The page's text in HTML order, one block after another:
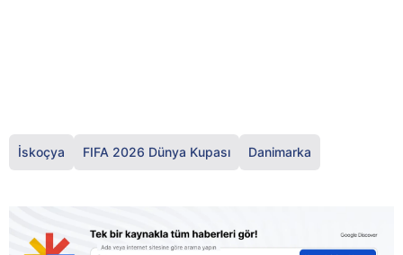
İskoçya FIFA 2026 Dünya Kupası Danimarka